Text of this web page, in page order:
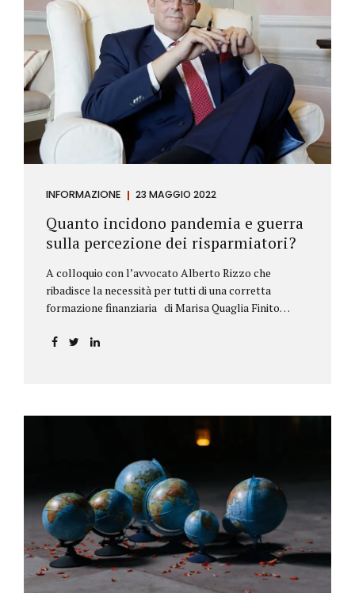
la propria persona, in quanto impeditivo dello
svolgimento della libera professione. Per il Giudice
fiorentino, Dott.ssa Susanna Zanda, il
provvedimento assunto dal Consiglio lede...
INFORMAZIONE 23 MAGGIO 2022
Quanto incidono pandemia e guerra
sulla percezione dei risparmiatori?
A colloquio con l’avvocato Alberto Rizzo che
ribadisce la necessità per tutti di una corretta
formazione finanziaria di Marisa Quaglia Finito
periodo grigio della pandemia da Covid, possiamo
bancario e postale, direttore generale
dell’Accademia di educazione finanziaria presieduta
da Beppe Ghisolfi. Avvocato Rizzo, si sono
registrati cambiamenti sulla percezione della
sicurezza dei propri risparmi? Parto da una
considerazione scientifica. John Ioannidis, noto
professore di medicina, di epidemiologia e...